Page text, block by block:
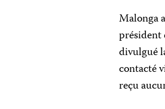
Malonga
président
divulgué
contacté
reçu